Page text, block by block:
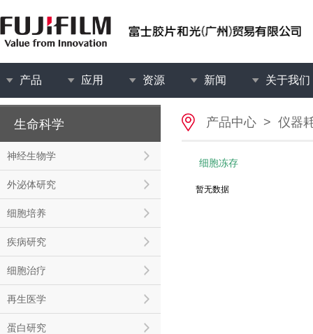
产品 应用 资源 新闻 关于我们
生命科学
神经生物学
外泌体研究
细胞培养
疾病研究
细胞治疗
再生医学
蛋白研究
产品中心 > 仪器
细胞冻存
暂无数据